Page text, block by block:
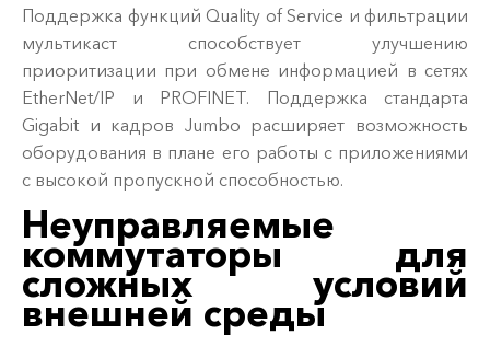
Поддержка функций Quality of Service и фильтрации
мультикаст способствует улучшению
приоритизации при обмене информацией в сетях
EtherNet/IP и PROFINET. Поддержка стандарта
Gigabit и кадров Jumbo расширяет возможность
оборудования в плане его работы с приложениями
с высокой пропускной способностью.
Неуправляемые
коммутаторы для
сложных условий
внешней среды